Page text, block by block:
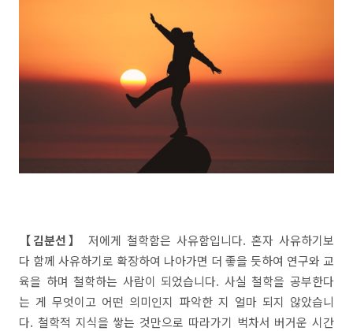
【김분선】
저에게 철학함은 사유함입니다. 혼자 사유하기보
다 함께 사유하기로 확장하여 나아가면 더 좋을 듯하여 연구와 교
육을 하며 철학하는 사람이 되었습니다. 사실 철학을 공부한다
는 게 무엇이고 어떤 의미인지 파악한 지 얼마 되지 않았습니
다. 철학적 지식을 쌓는 것만으로 따라가기 벅차서 버거운 시간